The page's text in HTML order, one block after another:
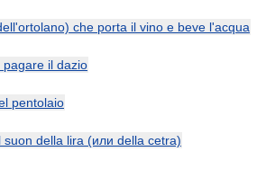
che porta il vino e beve l'acqua
il dazio
pentolaio
della lira (или della cetra)